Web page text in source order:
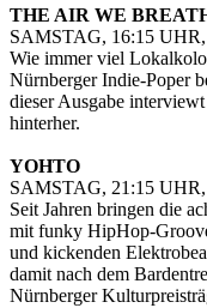
THE AIR WE
SAMSTAG, 16:15
Wie immer viel
Nürnberger Indie-Poper
dieser Ausgabe
hinterher.
YOHTO
SAMSTAG, 21:15
Seit Jahren bringen die
mit funky HipHop-
und kickenden
damit nach dem
Nürnberger